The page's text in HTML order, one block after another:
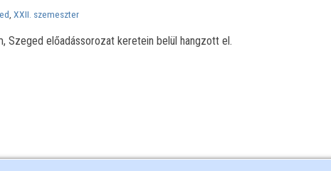
, XXII. szemeszter
Szeged előadássorozat keretein belül hangzott el.